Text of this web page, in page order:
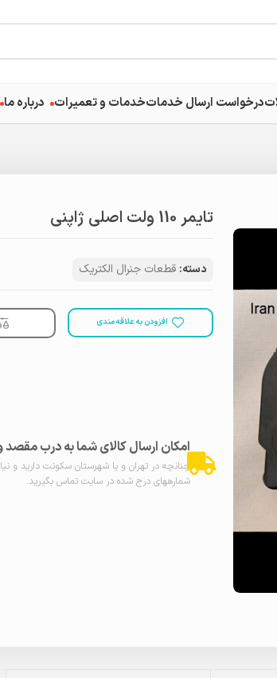
درخواست ارسال خدماتخدمات و تعمیرات درباره ما
تایمر 110 ولت اصلی ژاپنی
دسته: قطعات جنرال الکتریک
افزودن به علاقه مندی
امکان ارسال کالای شما به درب
چنانچه در تهران و یا شهرستان سکونت دارید و
شمارههای درج شده در سایت تماس بگیرید.